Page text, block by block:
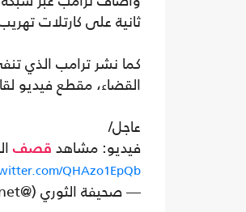
ثانية على كارتلات
كما نشر ترامب الذي
القضاء، مقطع فيديو
عاجل/
فيديو: مشاهد قصف
QHAzo1EpQb
— صحيفة الثوري (@althawrynet)